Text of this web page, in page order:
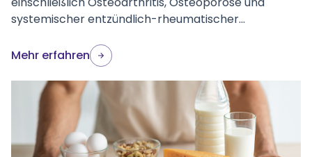
systemischer entzündlich-rheumatischer...
Mehr erfahren